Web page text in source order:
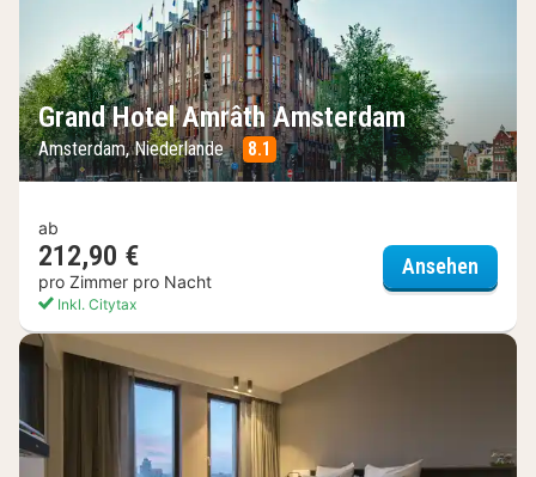
Grand Hotel Amrâth Amsterdam
Amsterdam, Niederlande 8.1
ab
212,90 €
pro Zimmer pro Nacht
Inkl. Citytax
Ansehen